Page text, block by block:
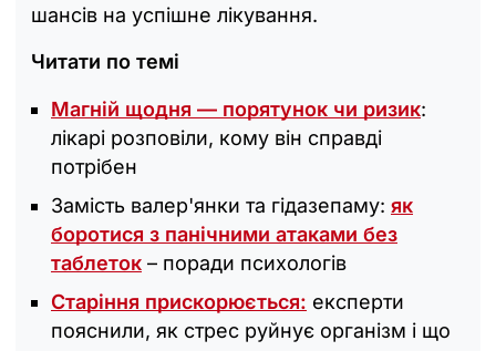
шансів на успішне лікування.
Читати по темі
Магній щодня — порятунок чи ризик:
лікарі розповіли, кому він справді
потрібен
Замість валер'янки та гідазепаму: як
боротися з панічними атаками без
таблеток – поради психологів
Старіння прискорюється: експерти
пояснили, як стрес руйнує організм і що